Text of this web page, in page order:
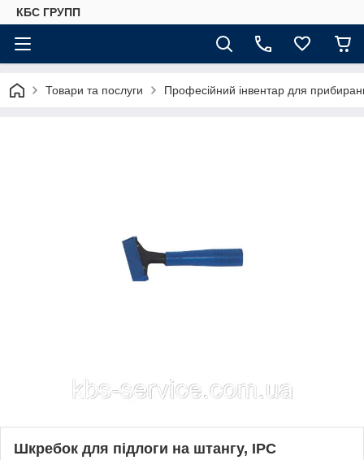
КБС ГРУПП
Товари та послуги Професійний інвентар для
Шкребок для підлоги на штангу, IPC